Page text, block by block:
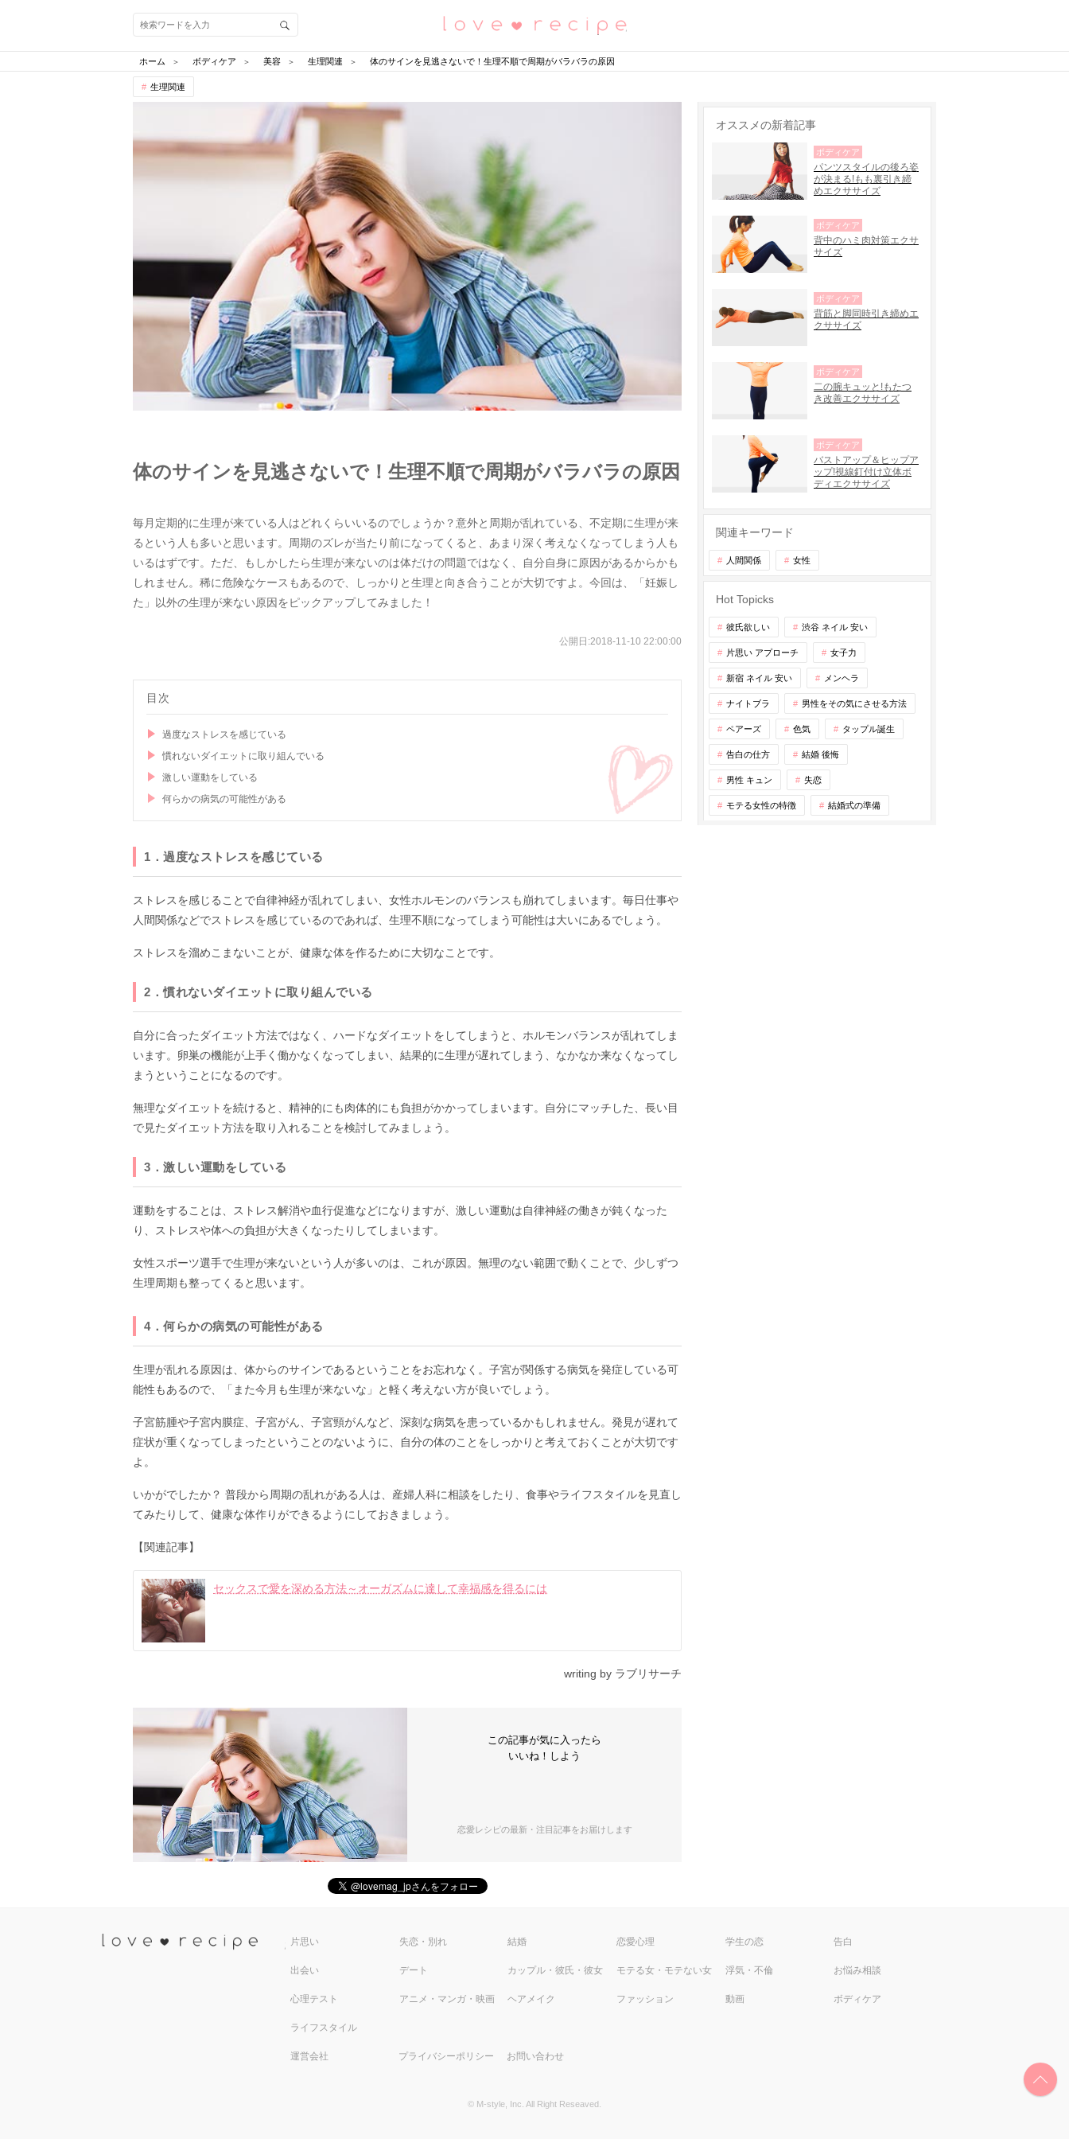
恋愛レシピ
ホーム ボディケア 美容 生理関連 体のサインを見逃さないで！生理不順で周期がバラバラの原因
生理関連
体のサインを見逃さないで！生理不順で周期がバラバラの原因
毎月定期的に生理が来ている人はどれくらいいるのでしょうか？意外と周期が乱れている、不定期に生理が来
るという人も多いと思います。周期のズレが当たり前になってくると、あまり深く考えなくなってしまう人も
いるはずです。ただ、もしかしたら生理が来ないのは体だけの問題ではなく、自分自身に原因があるからかも
しれません。稀に危険なケースもあるので、しっかりと生理と向き合うことが大切ですよ。今回は、「妊娠し
た」以外の生理が来ない原因をピックアップしてみました！
公開日:2018-11-10 22:00:00
目次
過度なストレスを感じている
慣れないダイエットに取り組んでいる
激しい運動をしている
何らかの病気の可能性がある
1．過度なストレスを感じている
ストレスを感じることで自律神経が乱れてしまい、女性ホルモンのバランスも崩れてしまいます。毎日仕事や
人間関係などでストレスを感じているのであれば、生理不順になってしまう可能性は大いにあるでしょう。
ストレスを溜めこまないことが、健康な体を作るために大切なことです。
2．慣れないダイエットに取り組んでいる
自分に合ったダイエット方法ではなく、ハードなダイエットをしてしまうと、ホルモンバランスが乱れてしま
います。卵巣の機能が上手く働かなくなってしまい、結果的に生理が遅れてしまう、なかなか来なくなってし
まうということになるのです。
無理なダイエットを続けると、精神的にも肉体的にも負担がかかってしまいます。自分にマッチした、長い目
で見たダイエット方法を取り入れることを検討してみましょう。
3．激しい運動をしている
運動をすることは、ストレス解消や血行促進などになりますが、激しい運動は自律神経の働きが鈍くなった
り、ストレスや体への負担が大きくなったりしてしまいます。
女性スポーツ選手で生理が来ないという人が多いのは、これが原因。無理のない範囲で動くことで、少しずつ
生理周期も整ってくると思います。
4．何らかの病気の可能性がある
生理が乱れる原因は、体からのサインであるということをお忘れなく。子宮が関係する病気を発症している可
能性もあるので、「また今月も生理が来ないな」と軽く考えない方が良いでしょう。
子宮筋腫や子宮内膜症、子宮がん、子宮頸がんなど、深刻な病気を患っているかもしれません。発見が遅れて
症状が重くなってしまったということのないように、自分の体のことをしっかりと考えておくことが大切です
よ。
いかがでしたか？ 普段から周期の乱れがある人は、産婦人科に相談をしたり、食事やライフスタイルを見直し
てみたりして、健康な体作りができるようにしておきましょう。
【関連記事】
セックスで愛を深める方法～オーガズムに達して幸福感を得るには
writing by ラブリサーチ
この記事が気に入ったら
いいね！しよう
恋愛レシピの最新・注目記事をお届けします
オススメの新着記事
パンツスタイルの後ろ姿
が決まる!もも裏引き締
めエクササイズ
ボディケア
背中のハミ肉対策エクサ
サイズ
ボディケア
背筋と脚同時引き締めエ
クササイズ
ボディケア
二の腕キュッと!もたつ
き改善エクササイズ
ボディケア
バストアップ＆ヒップア
ップ!視線釘付け立体ボ
ディエクササイズ
ボディケア
関連キーワード
人間関係 女性
Hot Topicks
彼氏欲しい 渋谷 ネイル 安い
片思い アプローチ 女子力
新宿 ネイル 安い メンヘラ
ナイトブラ 男性をその気にさせる方法
ペアーズ 色気 タップル誕生
告白の仕方 結婚 後悔
男性 キュン 失恋
モテる女性の特徴 結婚式の準備
片思い 失恋・別れ 結婚 恋愛心理 学生の恋 告白
出会い デート カップル・彼氏・彼女 モテる女・モテない女 浮気・不倫 お悩み相談
心理テスト アニメ・マンガ・映画 ヘアメイク ファッション 動画 ボディケア
ライフスタイル
運営会社 プライバシーポリシー お問い合わせ
恋愛レシピ
© M-style, Inc. All Right Reseaved.